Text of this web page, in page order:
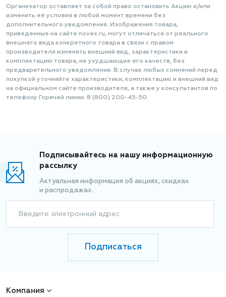
Организатор оставляет за собой право остановить Акцию и/или
изменить её условия в любой момент времени без
дополнительного уведомления. Изображения товара,
приведенные на сайте novex.ru, могут отличаться от реального
внешнего вида конкретного товара в связи с правом
производителя изменять внешний вид, характеристики и
комплектацию товара, не ухудшающие его качеств, без
предварительного уведомления. В случае любых сомнений перед
покупкой уточняйте характеристики, комплектацию и внешний вид
на официальном сайте производителя, а также у консультантов по
телефону Горячей линии: 8 (800) 200-45-50.
Подписывайтесь на нашу информационную
рассылку
Актуальная информация об акциях, скидках
и распродажах.
Введите электронный адрес
Подписаться
Компания